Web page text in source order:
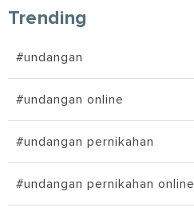
Trending
#undangan
#undangan online
#undangan pernikahan
#undangan pernikahan online